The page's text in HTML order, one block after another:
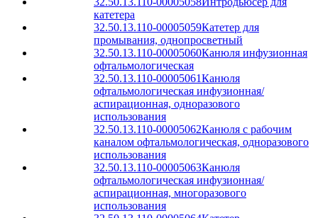
катетера
32.50.13.110-00005059Катетер для
промывания, однопросветный
32.50.13.110-00005060Канюля инфузионная
офтальмологическая
32.50.13.110-00005061Канюля
офтальмологическая инфузионная/
аспирационная, одноразового
использования
32.50.13.110-00005062Канюля с рабочим
каналом офтальмологическая, одноразового
использования
32.50.13.110-00005063Канюля
офтальмологическая инфузионная/
аспирационная, многоразового
использования